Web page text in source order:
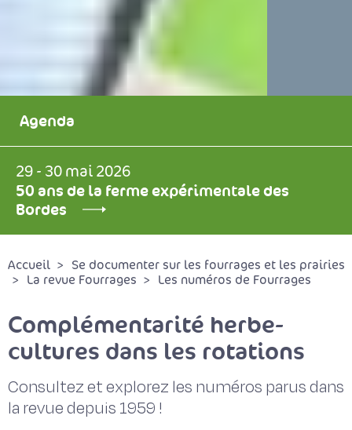
Agenda
29 - 30 mai 2026
50 ans de la ferme expérimentale des
Bordes
Accueil
Se documenter sur les fourrages et les prairies
La revue Fourrages
Les numéros de Fourrages
Complémentarité herbe-
cultures dans les rotations
Consultez et explorez les numéros parus dans
la revue depuis 1959 !